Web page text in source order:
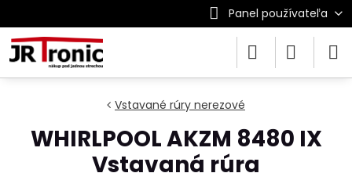
Panel používateľa
Vstavané rúry nerezové
WHIRLPOOL AKZM 8480 IX
Vstavaná rúra